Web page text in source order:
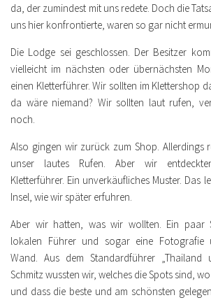
da, der zumindest mit uns redete. Doch die
uns hier konfrontierte, waren so gar nicht
Die Lodge sei geschlossen. Der Besitzer
vielleicht im nächsten oder übernächsten
einen Kletterführer. Wir sollten im Klettershop
da wäre niemand? Wir sollten laut rufen,
noch.
Also gingen wir zurück zum Shop. Allerdings
unser lautes Rufen. Aber wir
Kletterführer. Ein unverkäufliches Muster. Das
Insel, wie wir später erfuhren.
Aber wir hatten, was wir wollten. Ein paar
lokalen Führer und sogar eine Fotografie
Wand. Aus dem Standardführer
Schmitz wussten wir, welches die Spots sind,
und dass die beste und am schönsten